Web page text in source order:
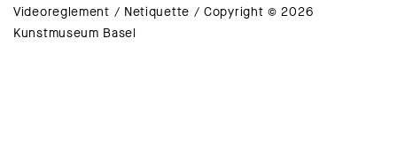
Videoreglement / Netiquette /Copyright © 2026
Kunstmuseum Basel